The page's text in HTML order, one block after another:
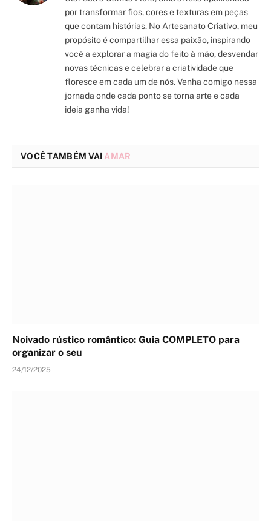
por transformar fios, cores e texturas em peças
que contam histórias. No Artesanato Criativo, meu
propósito é compartilhar essa paixão, inspirando
você a explorar a magia do feito à mão, desvendar
novas técnicas e celebrar a criatividade que
floresce em cada um de nós. Venha comigo nessa
jornada onde cada ponto se torna arte e cada
ideia ganha vida!
VOCÊ TAMBÉM VAI AMAR
Noivado rústico romântico: Guia COMPLETO para
organizar o seu
24/12/2025